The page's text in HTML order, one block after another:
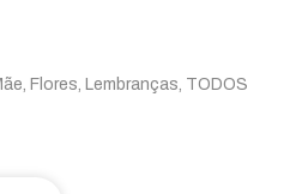
Flores Lembranças TODOS